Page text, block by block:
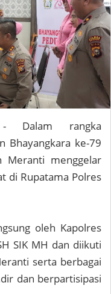
Dalam rangka
Bhayangkara ke-79
Meranti menggelar
di Rupatama Polres
oleh Kapolres
SIK MH dan diikuti
serta berbagai
dan berpartisipasi